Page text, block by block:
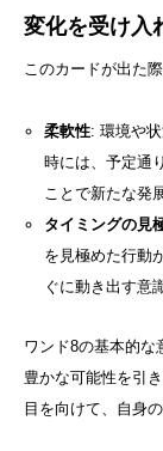
変化を受け入
このカードが出た
柔軟性: 環境や
時には、予定通
ことで新たな発
タイミングの見
を見極めた行動
ぐに動き出す意
ワンド8の基本的な
豊かな可能性を引
目を向けて、自身